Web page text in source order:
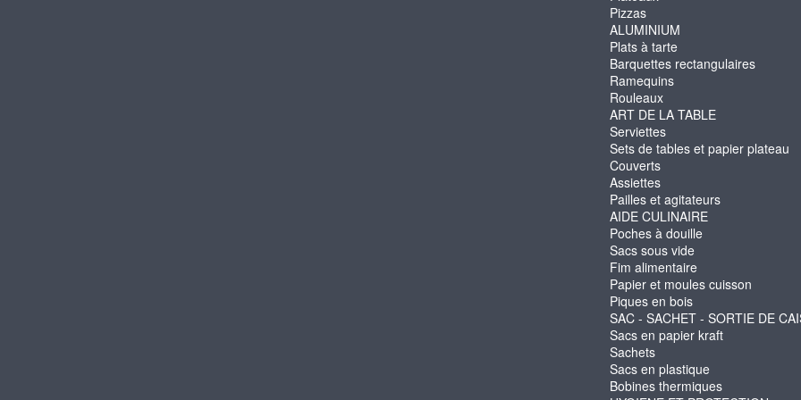
Pizzas
ALUMINIUM
Plats à tarte
Barquettes rectangulaires
Ramequins
Rouleaux
ART DE LA TABLE
Serviettes
Sets de tables et papier plateau
Couverts
Assiettes
Pailles et agitateurs
AIDE CULINAIRE
Poches à douille
Sacs sous vide
Fim alimentaire
Papier et moules cuisson
Piques en bois
SAC - SACHET - SORTIE DE
Sacs en papier kraft
Sachets
Sacs en plastique
Bobines thermiques